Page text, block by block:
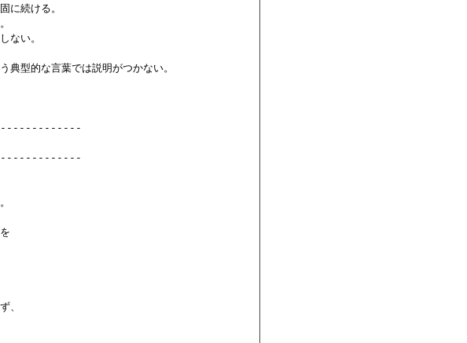
に続ける。
ない。
型的な言葉では説明がつかない。
、